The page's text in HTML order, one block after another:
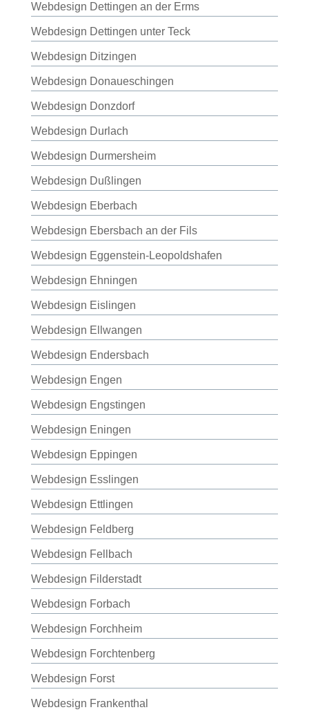
Webdesign Dettingen an der Erms
Webdesign Dettingen unter Teck
Webdesign Ditzingen
Webdesign Donaueschingen
Webdesign Donzdorf
Webdesign Durlach
Webdesign Durmersheim
Webdesign Dußlingen
Webdesign Eberbach
Webdesign Ebersbach an der Fils
Webdesign Eggenstein-Leopoldshafen
Webdesign Ehningen
Webdesign Eislingen
Webdesign Ellwangen
Webdesign Endersbach
Webdesign Engen
Webdesign Engstingen
Webdesign Eningen
Webdesign Eppingen
Webdesign Esslingen
Webdesign Ettlingen
Webdesign Feldberg
Webdesign Fellbach
Webdesign Filderstadt
Webdesign Forbach
Webdesign Forchheim
Webdesign Forchtenberg
Webdesign Forst
Webdesign Frankenthal